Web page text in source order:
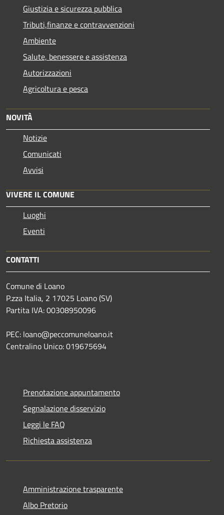
Giustizia e sicurezza pubblica
Tributi,finanze e contravvenzioni
Ambiente
Salute, benessere e assistenza
Autorizzazioni
Agricoltura e pesca
NOVITÀ
Notizie
Comunicati
Avvisi
VIVERE IL COMUNE
Luoghi
Eventi
CONTATTI
Comune di Loano
P.zza Italia, 2 17025 Loano (SV)
Partita IVA: 00308950096
PEC: loano@peccomuneloano.it
Centralino Unico: 019675694
Prenotazione appuntamento
Segnalazione disservizio
Leggi le FAQ
Richiesta assistenza
Amministrazione trasparente
Albo Pretorio